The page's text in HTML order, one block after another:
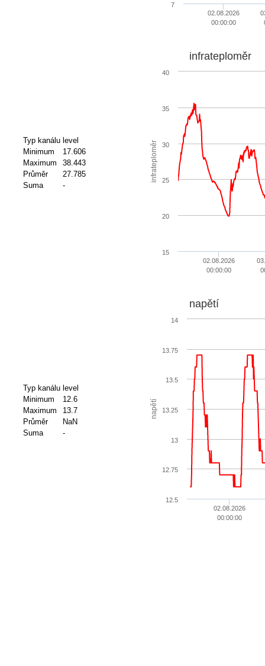
02.08.2026
00:00:00
7
Typ kanálu level
Minimum
17.606
Maximum
38.443
Průměr
27.785
Suma
-
infrateploměr
infrateploměr
02.08.2026
00:00:00
15
20
25
30
35
40
Typ kanálu level
Minimum
12.6
Maximum
13.7
Průměr
NaN
Suma
-
napětí
napětí
02.08.2026
00:00:00
12.5
12.75
13
13.25
13.5
13.75
14